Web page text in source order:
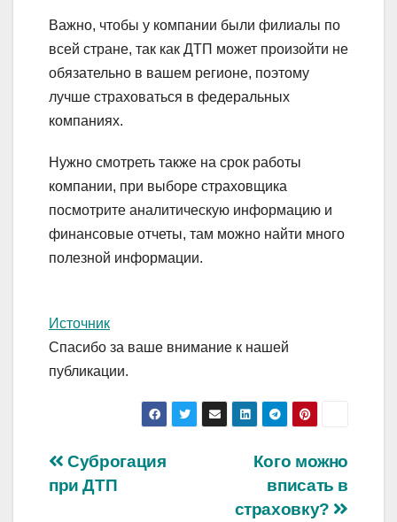
Важно, чтобы у компании были филиалы по
всей стране, так как ДТП может произойти не
обязательно в вашем регионе, поэтому
лучше страховаться в федеральных
компаниях.
Нужно смотреть также на срок работы
компании, при выборе страховщика
посмотрите аналитическую информацию и
финансовые отчеты, там можно найти много
полезной информации.
Источник
Спасибо за ваше внимание к нашей
публикации.
Навигация
по
Кого можно
вписать в
страховку?
Суброгация
при ДТП